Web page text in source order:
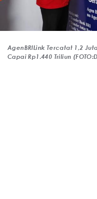
AgenBRILink Tercatat 1,2
Capai Rp1.440 Triliun